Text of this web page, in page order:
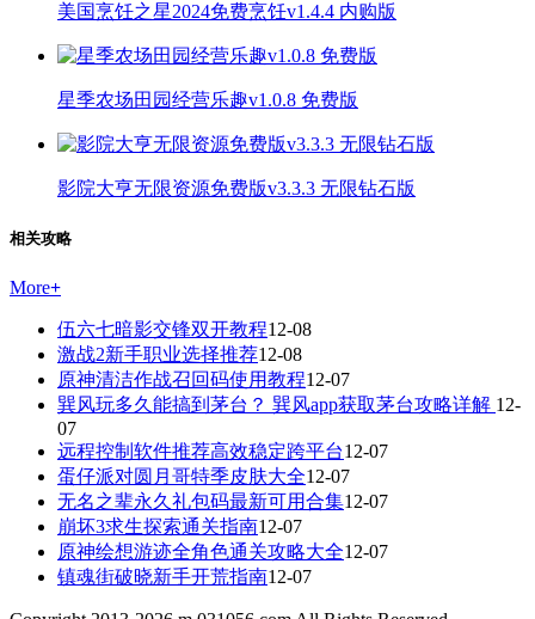
美国烹饪之星2024免费烹饪v1.4.4 内购版
星季农场田园经营乐趣v1.0.8 免费版
影院大亨无限资源免费版v3.3.3 无限钻石版
相关攻略
More+
伍六七暗影交锋双开教程12-08
激战2新手职业选择推荐12-08
原神清洁作战召回码使用教程12-07
巽风玩多久能搞到茅台？ 巽风app获取茅台攻略详解 12-
07
远程控制软件推荐高效稳定跨平台12-07
蛋仔派对圆月哥特季皮肤大全12-07
无名之辈永久礼包码最新可用合集12-07
崩坏3求生探索通关指南12-07
原神绘想游迹全角色通关攻略大全12-07
镇魂街破晓新手开荒指南12-07